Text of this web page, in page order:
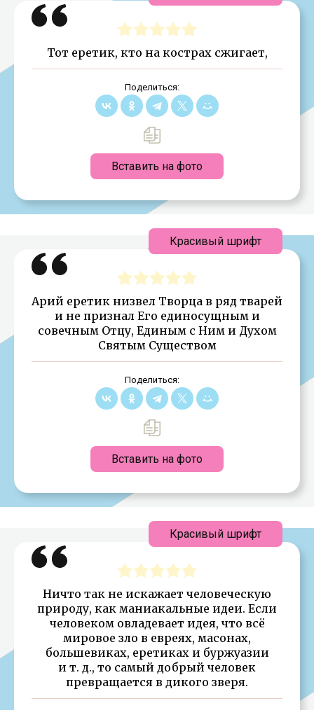
Тот еретик, кто на кострах сжигает,
Поделиться:
Вставить на фото
Арий еретик низвел Творца в ряд тварей
и не признал Его единосущным и
совечным Отцу, Единым с Ним и Духом
Святым Существом
Поделиться:
Вставить на фото
Красивый шрифт
Ничто так не искажает человеческую
природу, как маниакальные идеи. Если
человеком овладевает идея, что всё
мировое зло в евреях, масонах,
большевиках, еретиках и буржуазии
и т. д., то самый добрый человек
превращается в дикого зверя.
Красивый шрифт